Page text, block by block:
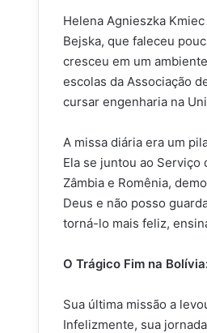
Helena Agnieszka
Bejska, que faleceu
cresceu em um
escolas da Associação
cursar engenharia na
A missa diária era um
Ela se juntou ao
Zâmbia e Romênia,
Deus e não posso
torná-lo mais feliz,
O Trágico Fim na
Sua última missão a
Infelizmente, sua